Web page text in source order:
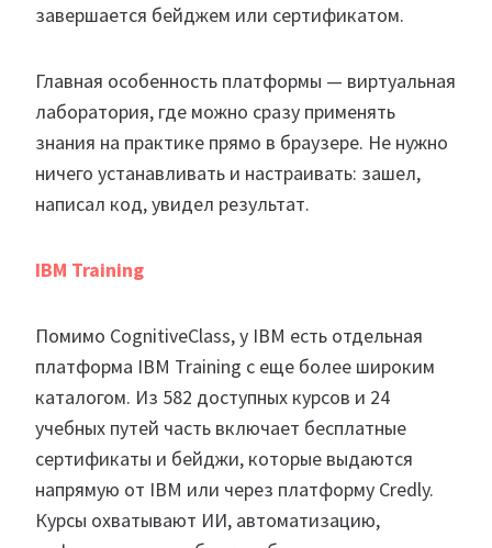
завершается бейджем или сертификатом.
Главная особенность платформы — виртуальная
лаборатория, где можно сразу применять
знания на практике прямо в браузере. Не нужно
ничего устанавливать и настраивать: зашел,
написал код, увидел результат.
IBM Training
Помимо CognitiveClass, у IBM есть отдельная
платформа IBM Training с еще более широким
каталогом. Из 582 доступных курсов и 24
учебных путей часть включает бесплатные
сертификаты и бейджи, которые выдаются
напрямую от IBM или через платформу Credly.
Курсы охватывают ИИ, автоматизацию,